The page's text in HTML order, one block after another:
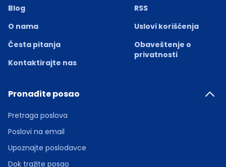
Blog
O nama
Česta pitanja
Kontaktirajte nas
RSS
Uslovi korišćenja
Obaveštenje o
privatnosti
Pronađite posao
Pretraga poslova
Poslovi na email
Upoznajte poslodavce
Dok tražite posao